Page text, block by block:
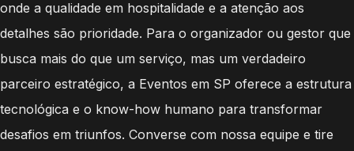
onde a qualidade em hospitalidade e a atenção aos
detalhes são prioridade. Para o organizador ou gestor que
busca mais do que um serviço, mas um verdadeiro
parceiro estratégico, a Eventos em SP oferece a estrutura
tecnológica e o know-how humano para transformar
desafios em triunfos. Converse com nossa equipe e tire